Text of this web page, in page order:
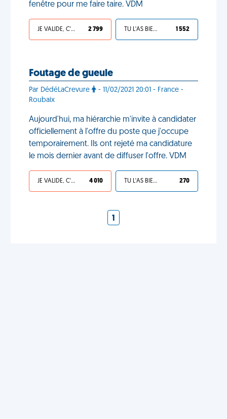
fenêtre pour me faire taire. VDM
JE VALIDE, C'EST UNE VDM 2 799 TU L'AS BIEN MÉRITÉ 1 552
Foutage de gueule
Par DédéLaCrevure
- 11/02/2021 20:01 - France -
Roubaix
Aujourd'hui, ma hiérarchie m'invite à candidater
officiellement à l'offre du poste que j'occupe
temporairement. Ils ont rejeté ma candidature
le mois dernier avant de diffuser l'offre. VDM
JE VALIDE, C'EST UNE VDM 4 010 TU L'AS BIEN MÉRITÉ 270
1